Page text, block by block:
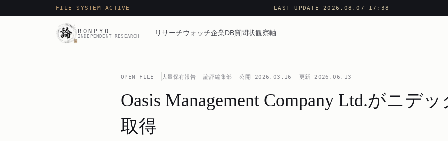
FILE SYSTEM ACTIVE LAST UPDATE 2026.08.07 17:38
RONPYO
INDEPENDENT RESEARCH リサーチウォッチ企業DB質問状観察軸
OPEN FILE 大量保有報告 論評編集部 公開 2026.03.16 更新 2026.06.13
Oasis Management Company Ltd.がニデ
取得